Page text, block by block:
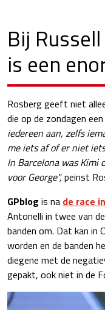
Bij
is een
Rosberg geeft niet
die op de zondagen
iedereen aan, zelfs
me iets af of er niet
In Barcelona was Kimi
voor George",peinst
GPblog is na de race
Antonelli in twee van
banden om. Dat kan in
worden en de banden
diegene met de
gepakt, ook niet in de